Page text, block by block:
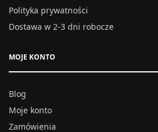
Polityka prywatności
Dostawa w 2-3 dni robocze
MOJE KONTO
Blog
Moje konto
Zamówienia